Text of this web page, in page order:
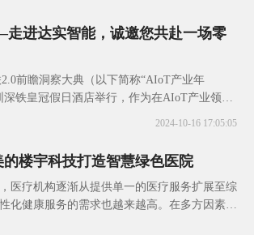
进达实智能，诚邀您共赴一场零
前瞻洞察大典（以下简称“AIoT产业年
深铁皇冠假日酒店举行，作为在AIoT产业领域
2024-10-16 17:05:05
楼宇科技打造智慧绿色医院
医疗机构逐渐从提供单一的医疗服务扩展至综
化健康服务的需求也越来越高。在多方因素的